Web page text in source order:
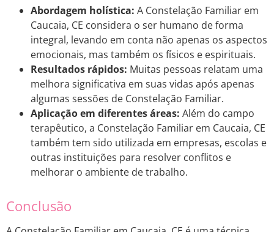
Abordagem holística: A Constelação Familiar em
Caucaia, CE considera o ser humano de forma
integral, levando em conta não apenas os aspectos
emocionais, mas também os físicos e espirituais.
Resultados rápidos: Muitas pessoas relatam uma
melhora significativa em suas vidas após apenas
algumas sessões de Constelação Familiar.
Aplicação em diferentes áreas: Além do campo
terapêutico, a Constelação Familiar em Caucaia, CE
também tem sido utilizada em empresas, escolas e
outras instituições para resolver conflitos e
melhorar o ambiente de trabalho.
Conclusão